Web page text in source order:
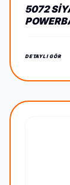
5072
DETAYLI GÖR